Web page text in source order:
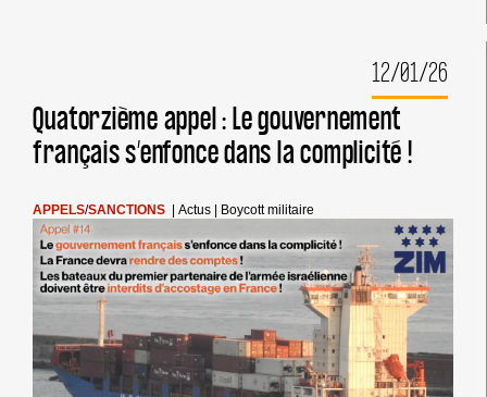
ISRAËL
:
EXIGEONS
LA
TOTALE
DE
L’ACCORD
D’ASSOCIATION
UE-
ISRAËL
12/01/26
Quatorzième appel : Le gouvernement
français s’enfonce dans la complicité !
APPELS/SANCTIONS |Actus Boycott militaire